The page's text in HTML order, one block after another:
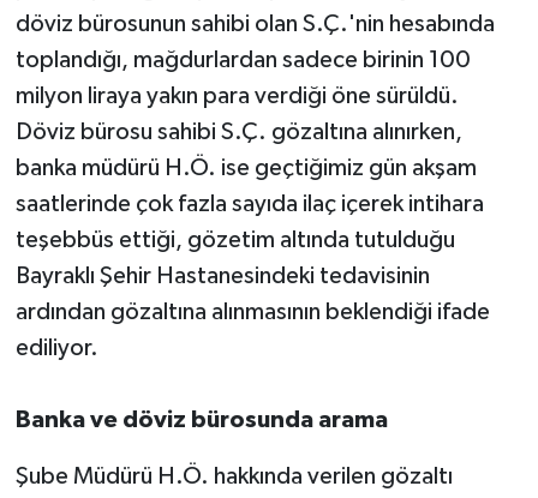
döviz bürosunun sahibi olan S.Ç.'nin hesabında
toplandığı, mağdurlardan sadece birinin 100
milyon liraya yakın para verdiği öne sürüldü.
Döviz bürosu sahibi S.Ç. gözaltına alınırken,
banka müdürü H.Ö. ise geçtiğimiz gün akşam
saatlerinde çok fazla sayıda ilaç içerek intihara
teşebbüs ettiği, gözetim altında tutulduğu
Bayraklı Şehir Hastanesindeki tedavisinin
ardından gözaltına alınmasının beklendiği ifade
ediliyor.
Banka ve döviz bürosunda arama
Şube Müdürü H.Ö. hakkında verilen gözaltı